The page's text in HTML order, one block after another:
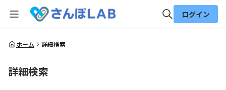
全体検索
ログイン
ホーム 詳細検索
詳細検索